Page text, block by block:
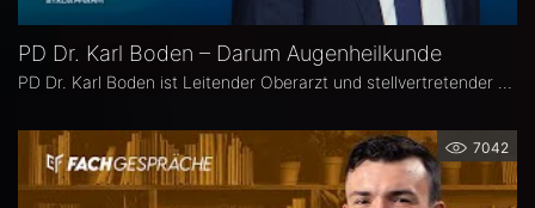
PD Dr. Karl Boden – Darum Augenheilkunde
7042